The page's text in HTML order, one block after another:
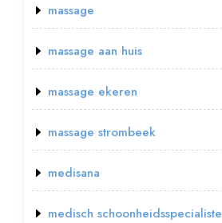
massage
massage aan huis
massage ekeren
massage strombeek
medisana
medisch schoonheidsspecialiste